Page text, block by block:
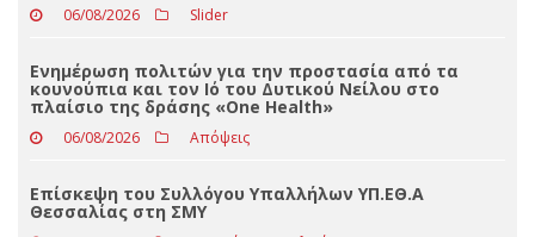
06/08/2026 Απόψεις
Έκτακτο: Πυρκαγιά ξέσπασε κοντά στους Αγίους
Αποστόλους
06/08/2026 Slider
κουνούπια και τον Ιό του Δυτικού Νείλου στο
πλαίσιο της δράσης «One Health»